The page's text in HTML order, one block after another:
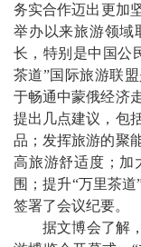
务实合作迈出更加
举办以来旅游领域
长，特别是中国公
茶道”国际旅游联
于畅通中蒙俄经济
提出几点建议，包
品；发挥旅游的聚
高旅游舒适度；加
围；提升“万里茶
签署了会议纪要。
据文博会了解，